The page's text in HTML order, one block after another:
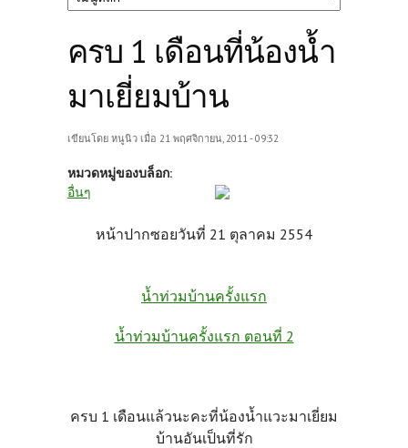
ครบ 1 เดือนที่น้องน้ำ
มาเยี่ยมบ้าน
เขียนโดย หนูนิว เมื่อ 21 พฤศจิกายน, 2011 - 09:32
หมวดหมู่ของบล็อก:
อื่นๆ
หน้าปากซอยวันที่ 21 ตุลาคม 2554
น้ำท่วมบ้านครั้งแรก
น้ำท่วมบ้านครั้งแรก ตอนที่ 2
ครบ 1 เดือนแล้วนะคะที่น้องน้ำแวะมาเยี่ยม
บ้านอันเป็นที่รัก